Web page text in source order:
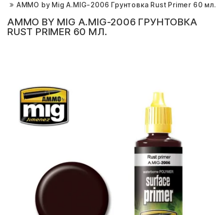
AMMO by Mig A.MIG-2006 Грунтовка Rust Primer 60 мл.
AMMO BY MIG A.MIG-2006 ГРУНТОВКА
RUST PRIMER 60 МЛ.